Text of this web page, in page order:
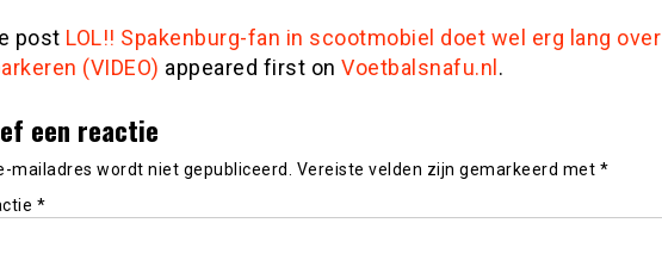
post LOL!! Spakenburg-fan in scootmobiel doet wel erg lang over
(VIDEO) appeared first on Voetbalsnafu.nl.
een reactie
mailadres wordt niet gepubliceerd. Vereiste velden zijn gemarkeerd met *
*